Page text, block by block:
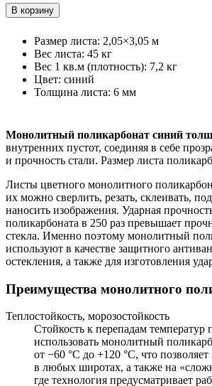
Размер листа: 2,05×3,05 м
Вес листа: 45 кг
Вес 1 кв.м (плотность): 7,2 кг
Цвет: синий
Толщина листа: 6 мм
Монолитный поликарбонат синий
внутренних пустот, соединяя в себе
и прочность стали. Размер листа
Листы цветного монолитного
их можно сверлить, резать, склеивать,
наносить изображения. Ударная
поликарбоната в 250 раз превышает
стекла. Именно поэтому монолитный
используют в качестве защитного
остекления, а также для изготовления
Преимущества монолитного
Теплостойкость, морозостойкость
Стойкость к перепадам температур
использовать монолитный
от −60 °С до +120 °С, что
в любых широтах, а также на
где технология предусматривает